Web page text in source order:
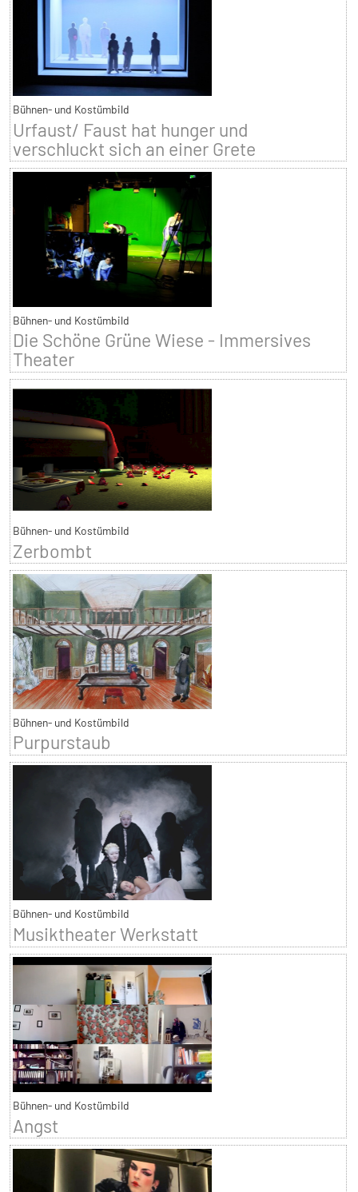
Bühnen- und Kostümbild
Urfaust/ Faust hat hunger und
verschluckt sich an einer Grete
Bühnen- und Kostümbild
Die Schöne Grüne Wiese - Immersives
Theater
Bühnen- und Kostümbild
Zerbombt
Bühnen- und Kostümbild
Purpurstaub
Bühnen- und Kostümbild
Musiktheater Werkstatt
Bühnen- und Kostümbild
Angst